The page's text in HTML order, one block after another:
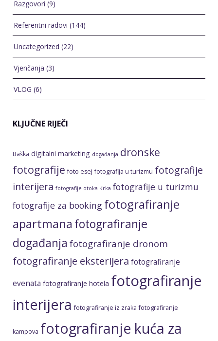
Razgovori (9)
Referentni radovi (144)
Uncategorized (22)
Vjenčanja (3)
VLOG (6)
KLJUČNE RIJEČI
Baška digitalni marketing događanja dronske
fotografije foto esej fotografija u turizmu fotografije
interijera fotografije otoka Krka fotografije u turizmu
fotografije za booking fotografiranje
apartmana fotografiranje
događanja fotografiranje dronom
fotografiranje eksterijera fotografiranje
evenata fotografiranje hotela fotografiranje
interijera fotografiranje iz zraka fotografiranje
kampova fotografiranje kuća za